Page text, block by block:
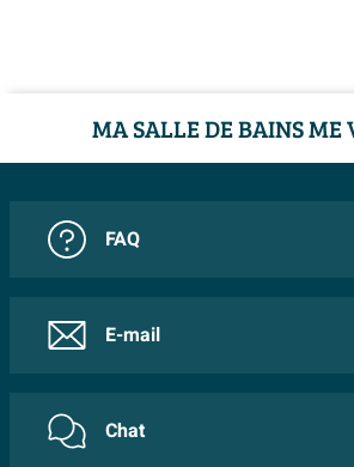
MA SALLE DE BAINS ME
FAQ
E-mail
Chat